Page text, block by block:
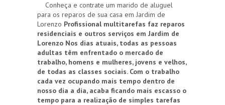
Conheça e contrate um marido de aluguel
para os reparos de sua casa em Jardim de
Lorenzo Profissional multitarefas faz reparos
residenciais e outros serviços em Jardim de
Lorenzo Nos dias atuais, todas as pessoas
adultas têm enfrentado o mercado de
trabalho, homens e mulheres, jovens e velhos,
de todas as classes sociais. Com o trabalho
cada vez ocupando mais tempo dentro de
nosso dia a dia, acaba ficando mais escasso o
tempo para a realização de simples tarefas